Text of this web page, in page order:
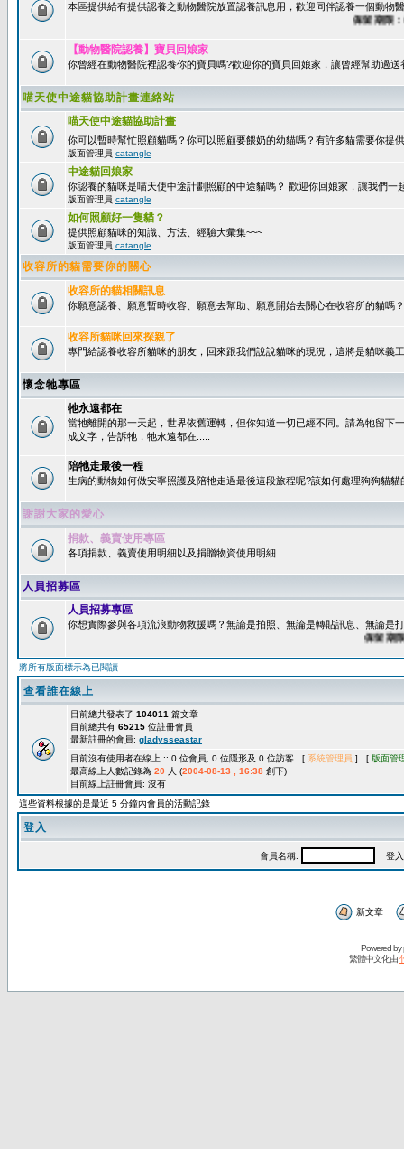
本區提供給有提供認養之動物醫院放置認養訊息用，歡迎同伴認養一個動物
保留期限：60
【動物醫院認養】寶貝回娘家
你曾經在動物醫院裡認養你的寶貝嗎?歡迎你的寶貝回娘家，讓曾經幫助過
喵天使中途貓協助計畫連絡站
喵天使中途貓協助計畫
你可以暫時幫忙照顧貓嗎？你可以照顧要餵奶的幼貓嗎？有許多貓需要你提
版面管理員 catangle
中途貓回娘家
你認養的貓咪是喵天使中途計劃照顧的中途貓嗎？ 歡迎你回娘家，讓我們一
版面管理員 catangle
如何照顧好一隻貓？
提供照顧貓咪的知識、方法、經驗大彙集~~~
版面管理員 catangle
收容所的貓需要你的關心
收容所的貓相關訊息
你願意認養、願意暫時收容、願意去幫助、願意開始去關心在收容所的貓嗎？
收容所貓咪回來探親了
專門給認養收容所貓咪的朋友，回來跟我們說說貓咪的現況，這將是貓咪義
懷念牠專區
牠永遠都在
當牠離開的那一天起，世界依舊運轉，但你知道一切已經不同。請為牠留下
成文字，告訴牠，牠永遠都在.....
陪牠走最後一程
生病的動物如何做安寧照護及陪牠走過最後這段旅程呢?該如何處理狗狗貓貓
謝謝大家的愛心
捐款、義賣使用專區
各項捐款、義賣使用明細以及捐贈物資使用明細
人員招募區
人員招募專區
你想實際參與各項流浪動物救援嗎？無論是拍照、無論是轉貼訊息、無論是
保留期限：
將所有版面標示為已閱讀
查看誰在線上
目前總共發表了 104011 篇文章
目前總共有 65215 位註冊會員
最新註冊的會員: gladysseastar
目前沒有使用者在線上 :: 0 位會員, 0 位隱形及 0 位訪客 [ 系統管理員 ] [ 版面管
最高線上人數記錄為 20 人 (2004-08-13 , 16:38 創下)
目前線上註冊會員: 沒有
這些資料根據的是最近 5 分鐘內會員的活動記錄
登入
會員名稱: 登入
新文章
Powered by
繁體中文化由